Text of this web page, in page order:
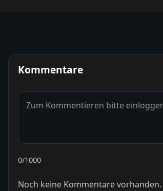
Kommentare
0/1000
Noch keine Kommentare vorhanden.